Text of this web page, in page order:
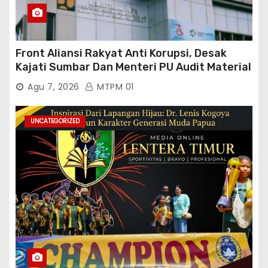
Front Aliansi Rakyat Anti Korupsi, Desak
Kajati Sumbar Dan Menteri PU Audit Material
PT. Brantas Abipraya Kontrak No :
06.Nopember 2025 s.d 31 Maret 2026
Sumber Dana: APBN Nilai Kontrak : Rp
76.130.630.000.00,- Diduga Ka.Balai BWSS V
Padang Tutup Mata
Agu 7, 2026 MTPM 01
UNCATEGORIZED